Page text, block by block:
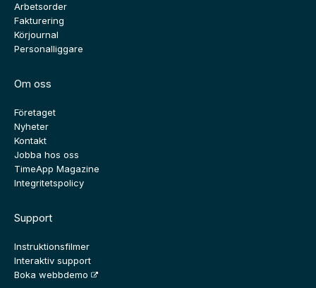
Arbetsorder
Fakturering
Körjournal
Personalliggare
Om oss
Företaget
Nyheter
Kontakt
Jobba hos oss
TimeApp Magazine
Integritetspolicy
Support
Instruktionsfilmer
Interaktiv support
Boka webbdemo